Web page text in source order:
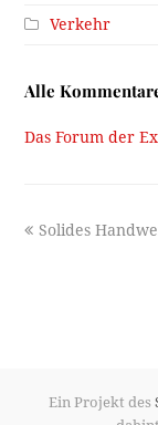
Verkehr
Alle
Das Forum der
previous
Solides
Ein Projekt des